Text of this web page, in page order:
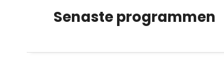
Senaste programmen